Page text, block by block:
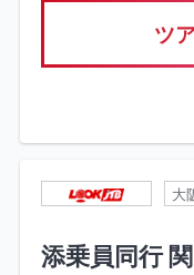
ツ
大
添乗員同行